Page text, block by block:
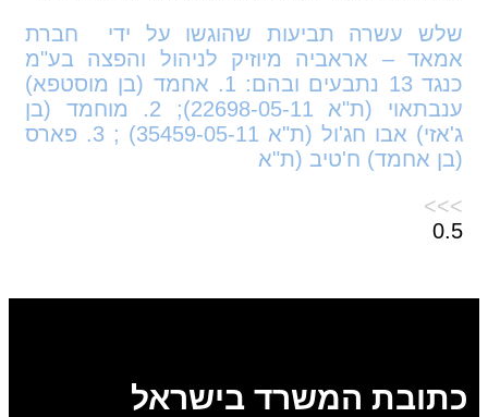
שלש עשרה תביעות שהוגשו על ידי חברת
אמאד – אראביה מיוזיק לניהול והפצה בע"מ
כנגד 13 נתבעים ובהם: 1. אחמד (בן מוסטפא)
ענבתאוי (ת"א 22698-05-11); 2. מוחמד (בן
ג'אזי) אבו חג'ול (ת"א 35459-05-11) ; 3. פארס
(בן אחמד) ח'טיב (ת"א
>>>
כתובת המשרד בישראל